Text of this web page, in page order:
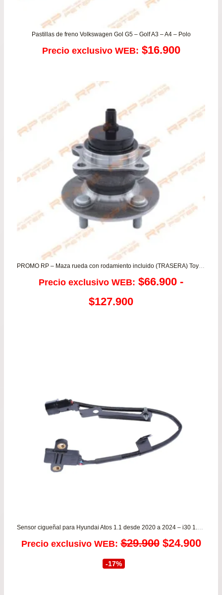
Pastillas de freno Volkswagen Gol G5 – Golf A3 – A4 – Polo
Precio exclusivo WEB: $16.900
PROMO RP – Maza rueda con rodamiento incluido (TRASERA) Toyota Yaris Nuevos
Precio exclusivo WEB: $66.900 -
$127.900Rango
$127.900
Sensor cigueñal para Hyundai Atos 1.1 desde 2020 a 2024 – i30 1.6 desde 2007 a 2014
Precio exclusivo WEB: $29.900 El
$24.900El
-17%